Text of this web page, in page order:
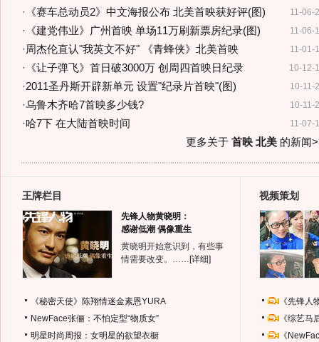
11-06-
· 《赛车总动员2》中文海报公布 北美首映获好评(图)
11-06-
· 《建党伟业》广州首映 单场11万刷新票房纪录(图)
11-01-
·周杰伦直认"我英文不好" 《青蜂侠》北美首映
10-12-
· 《让子弹飞》首日破3000万 创周四首映日纪录
10-11-
·2011圣丹斯开辟新单元 设置"纪录片首映"(图)
10-11-
·乌鲁木齐哈7首映多少钱?
11-07-
·哈7下 在大陆首映时间
更多关于 首映 北美的新闻
王牌栏目
先锋人物黄晓明：
感谢低潮 偶像重生
黄晓明开始意识到，有些事
情需要改变。…… [详细]
《秘密天使》陈翔情迷金素恩YURA
NewFace张俪：不怕定型“物质女”
明星时尚周报：女明星的欲望衣橱
视频策划
《先锋
《综艺
《